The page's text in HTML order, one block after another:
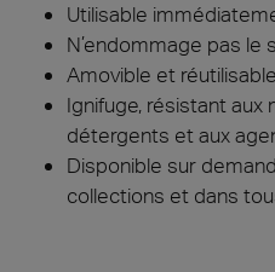
Utilisable
N’endommage pas le
Amovible et réutilisable
Ignifuge, résistant aux
détergents et aux
Disponible sur
collections et dans